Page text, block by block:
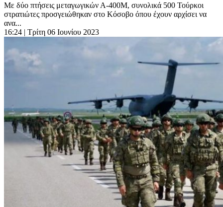
Με δύο πτήσεις μεταγωγικών Α-400Μ, συνολικά 500 Τούρκοι
στρατιώτες προσγειώθηκαν στο Κόσοβο όπου έχουν αρχίσει να
ανα...
16:24 | Τρίτη 06 Ιουνίου 2023